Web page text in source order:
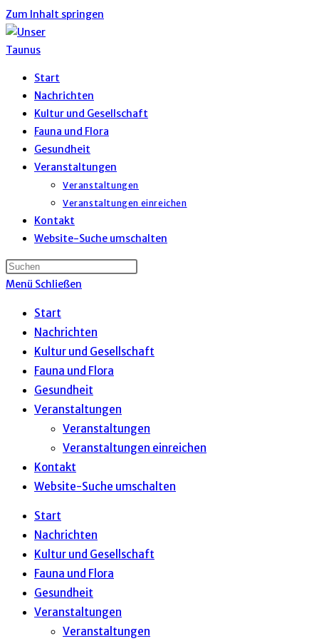
Zum Inhalt springen
Start
Nachrichten
Kultur und Gesellschaft
Fauna und Flora
Gesundheit
Veranstaltungen
Veranstaltungen
Veranstaltungen einreichen
Kontakt
Website-Suche umschalten
Menü Schließen
Start
Nachrichten
Kultur und Gesellschaft
Fauna und Flora
Gesundheit
Veranstaltungen
Veranstaltungen
Veranstaltungen einreichen
Kontakt
Website-Suche umschalten
Start
Nachrichten
Kultur und Gesellschaft
Fauna und Flora
Gesundheit
Veranstaltungen
Veranstaltungen